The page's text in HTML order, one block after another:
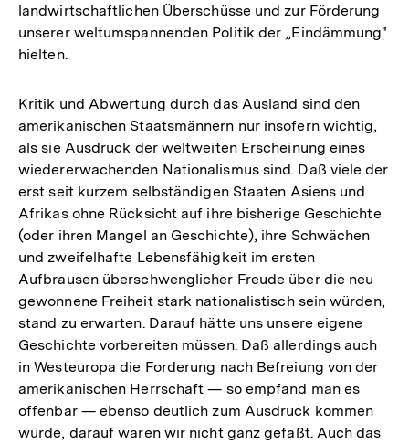
landwirtschaftlichen Überschüsse und zur Förderung
unserer weltumspannenden Politik der „Eindämmung"
hielten.
Kritik und Abwertung durch das Ausland sind den
amerikanischen Staatsmännern nur insofern wichtig,
als sie Ausdruck der weltweiten Erscheinung eines
wiedererwachenden Nationalismus sind. Daß viele der
erst seit kurzem selbständigen Staaten Asiens und
Afrikas ohne Rücksicht auf ihre bisherige Geschichte
(oder ihren Mangel an Geschichte), ihre Schwächen
und zweifelhafte Lebensfähigkeit im ersten
Aufbrausen überschwenglicher Freude über die neu
gewonnene Freiheit stark nationalistisch sein würden,
stand zu erwarten. Darauf hätte uns unsere eigene
Geschichte vorbereiten müssen. Daß allerdings auch
in Westeuropa die Forderung nach Befreiung von der
amerikanischen Herrschaft — so empfand man es
offenbar — ebenso deutlich zum Ausdruck kommen
würde, darauf waren wir nicht ganz gefaßt. Auch das